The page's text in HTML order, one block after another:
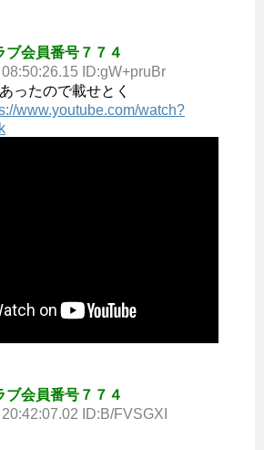
ブ会員番号７７４
ID:gW+pruBr
ったので載せとく
www.youtube.com/watch?
ブ会員番号７７４
ID:B/FVSGXI